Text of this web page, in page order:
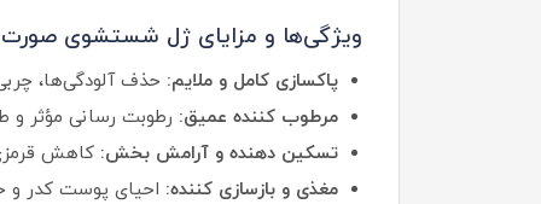
ویژگی‌ها و مزایای ژل شستشوی صورت
پاکسازی کامل و ملایم: حذف آلودگی‌ها،
مرطوب‌ کننده عمیق: رطوبت‌ رسانی مؤثر و
تسکین‌ دهنده و آرامش‌ بخش: کاهش
مغذی و بازسازی‌ کننده: احیای پوست کدر و